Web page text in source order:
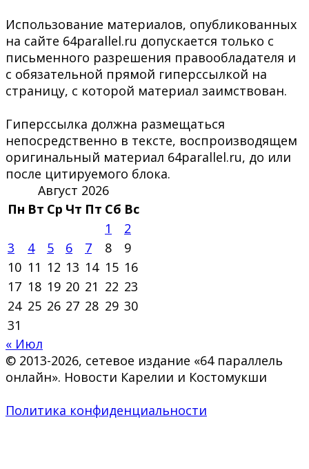
Использование материалов, опубликованных
на сайте 64parallel.ru допускается только с
письменного разрешения правообладателя и
с обязательной прямой гиперссылкой на
страницу, с которой материал заимствован.
Гиперссылка должна размещаться
непосредственно в тексте, воспроизводящем
оригинальный материал 64parallel.ru, до или
после цитируемого блока.
Август 2026
Пн Вт Ср Чт Пт Сб Вс
1
2
3
4 5 6 7 8
9
10 11 12 13 14 15 16
17 18 19 20 21 22 23
24 25 26 27 28 29 30
31
« Июл
© 2013-2026, сетевое издание «64 параллель
онлайн». Новости Карелии и Костомукши
Политика конфиденциальности